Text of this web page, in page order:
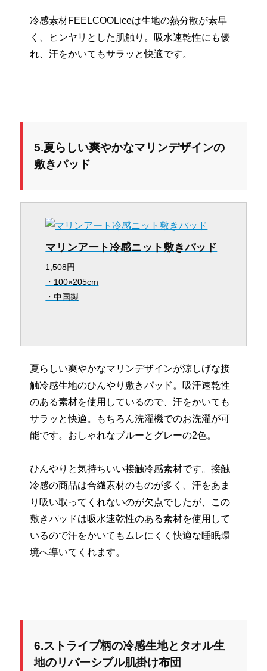
冷感素材FEELCOOLiceは生地の熱分散が素早
く、ヒンヤリとした肌触り。吸水速乾性にも優
れ、汗をかいてもサラッと快適です。
5.夏らしい爽やかなマリンデザインの
敷きパッド
マリンアート冷感ニット敷きパッド
1,508円
・100×205cm
・中国製
夏らしい爽やかなマリンデザインが涼しげな接
触冷感生地のひんやり敷きパッド。吸汗速乾性
のある素材を使用しているので、汗をかいても
サラッと快適。もちろん洗濯機でのお洗濯が可
能です。おしゃれなブルーとグレーの2色。
ひんやりと気持ちいい接触冷感素材です。接触
冷感の商品は合繊素材のものが多く、汗をあま
り吸い取ってくれないのが欠点でしたが、この
敷きパッドは吸水速乾性のある素材を使用して
いるので汗をかいてもムレにくく快適な睡眠環
境へ導いてくれます。
6.ストライプ柄の冷感生地とタオル生
地のリバーシブル肌掛け布団